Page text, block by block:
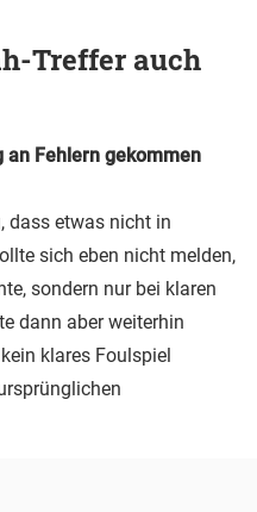
Treffer auch
an Fehlern gekommen
dass etwas nicht in
sich eben nicht melden,
sondern nur bei klaren
dann aber weiterhin
klares Foulspiel